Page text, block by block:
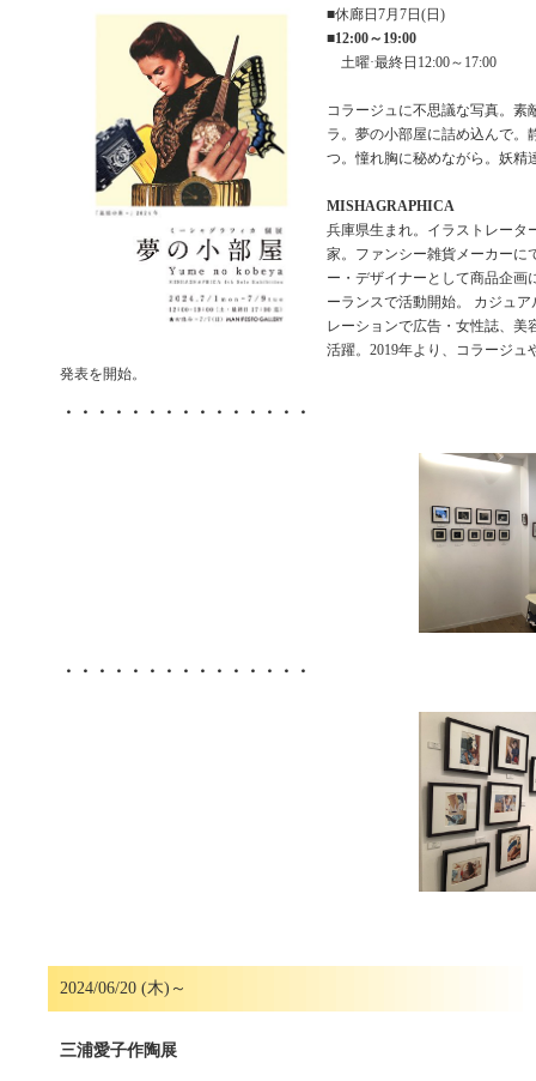
■休廊日7月7日(日)
■12:00～19:00
土曜·最終日12:00～17:00
コラージュに不思議な写真。素
ラ。夢の小部屋に詰め込んで。
つ。憧れ胸に秘めながら。妖精
MISHAGRAPHICA
兵庫県生まれ。イラストレータ
家。ファンシー雑貨メーカーに
ー・デザイナーとして商品企画
ーランスで活動開始。 カジュ
レーションで広告・女性誌、美
活躍。2019年より、コラージュ
発表を開始。
・・・・・・・・・・・・・・・
・・・・・・・・・・・・・・・
2024/06/20 (木)～
三浦愛子作陶展